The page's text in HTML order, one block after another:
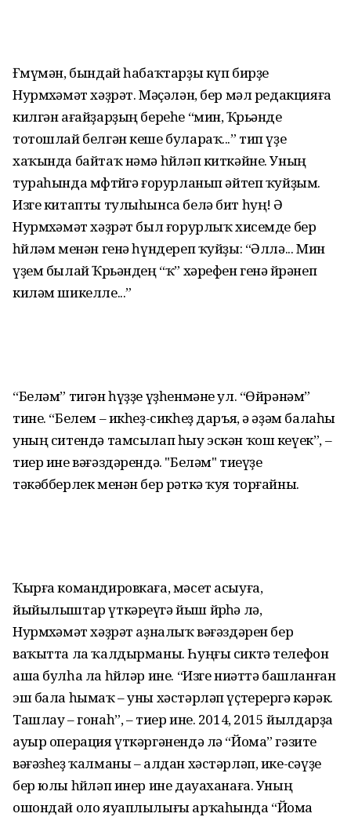
Ғөмүмән, бындай һабаҡтарҙы күп бирҙе
Нурмөхәмәт хәҙрәт. Мәҫәлән, бер мәл редакцияға
килгән ағайҙарҙың береһе “мин, Ҡөрьәнде
тотошлай белгән кеше булараҡ...” тип үҙе
хаҡында байтаҡ нәмә һөйләп киткәйне. Уның
тураһында мөфтөйгә ғорурланып әйтеп ҡуйҙым.
Изге китапты тулыһынса белә бит һуң! Ә
Нурмөхәмәт хәҙрәт был ғорурлыҡ хисемде бер
һөйләм менән генә һүндереп ҡуйҙы: “Әллә... Мин
үҙем былай Ҡөрьәндең “ҡ” хәрефен генә өйрәнеп
киләм шикелле...”
“Беләм” тигән һүҙҙе үҙһенмәне ул. “Өйрәнәм”
тине. “Белем – икһеҙ-сикһеҙ даръя, ә әҙәм балаһы
уның ситендә тамсылап һыу эскән ҡош кеүек”, –
тиер ине вәғәздәрендә. "Беләм" тиеүҙе
тәкәбберлек менән бер рәткә ҡуя торғайны.
Ҡырға командировкаға, мәсет асыуға,
йыйылыштар үткәреүгә йыш йөрөһә лә,
Нурмөхәмәт хәҙрәт аҙналыҡ вәғәздәрен бер
ваҡытта ла ҡалдырманы. Һуңғы сиктә телефон
аша булһа ла һөйләр ине. “Изге ниәттә башланған
эш бала һымаҡ – уны хәстәрләп үҫтерергә кәрәк.
Ташлау – гонаһ”, – тиер ине. 2014, 2015 йылдарҙа
ауыр операция үткәргәнендә лә “Йома” гәзите
вәғәзһеҙ ҡалманы – алдан хәстәрләп, ике-өсәүҙе
бер юлы һөйләп инер ине дауаханаға. Уның
ошондай оло яуаплылығы арҡаһында “Йома